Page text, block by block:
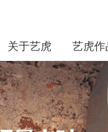
关于艺虎 艺虎作